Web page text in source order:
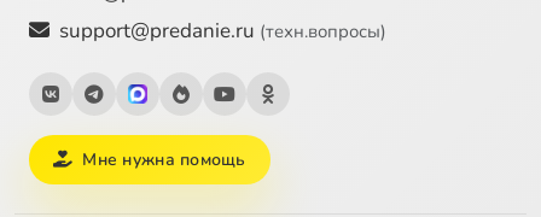
support@predanie.ru (техн.вопросы)
Мне нужна помощь